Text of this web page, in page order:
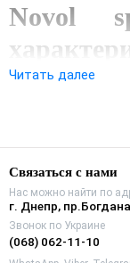
Novol
Положительные
пластиков
очень
хорошие
химических
возможность
Читать далее
Связаться с нами
Нас можно найти по
г. Днепр,
Звонок по Украине
(068) 062-11-10